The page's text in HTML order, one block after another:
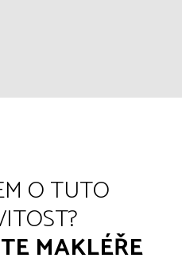
O TUTO
MAKLÉŘE